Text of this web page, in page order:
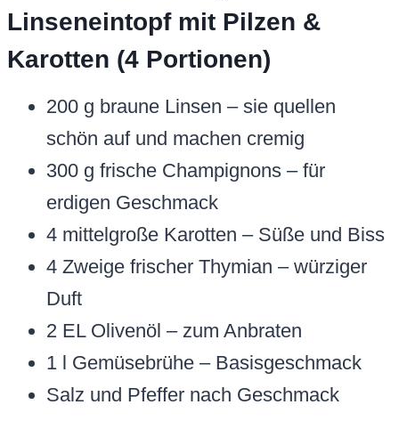
Linseneintopf mit Pilzen &
Karotten (4 Portionen)
200 g braune Linsen – sie quellen
schön auf und machen cremig
300 g frische Champignons – für
erdigen Geschmack
4 mittelgroße Karotten – Süße und Biss
4 Zweige frischer Thymian – würziger
Duft
2 EL Olivenöl – zum Anbraten
1 l Gemüsebrühe – Basisgeschmack
Salz und Pfeffer nach Geschmack